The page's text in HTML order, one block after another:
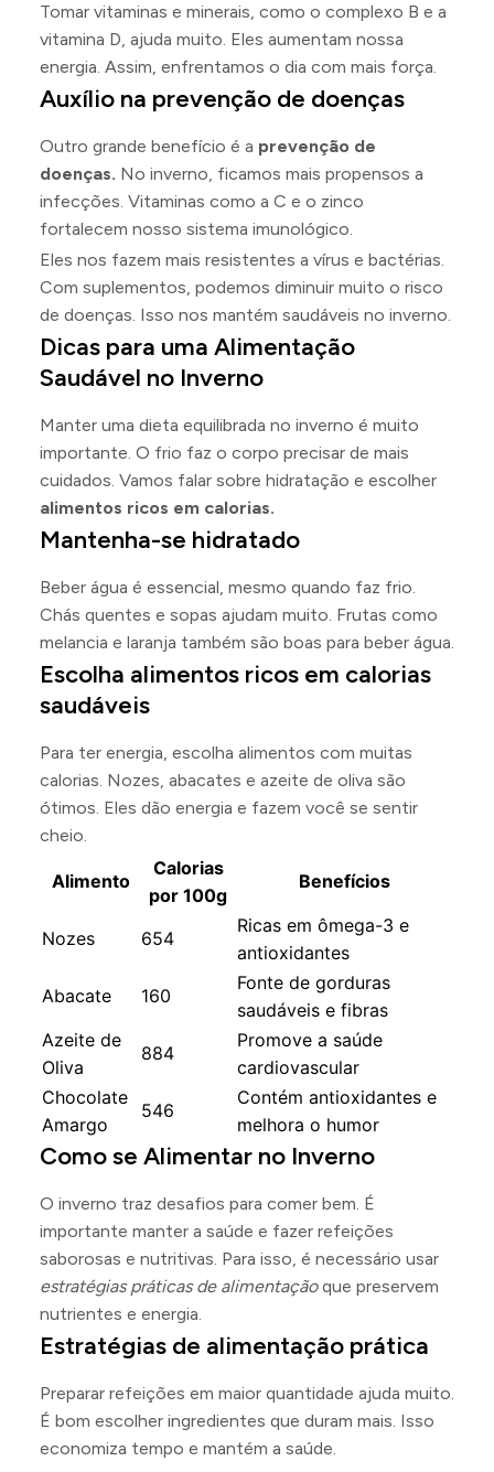
Tomar vitaminas e minerais, como o complexo B e a
vitamina D, ajuda muito. Eles aumentam nossa
energia. Assim, enfrentamos o dia com mais força.
Auxílio na prevenção de doenças
Outro grande benefício é a prevenção de
doenças. No inverno, ficamos mais propensos a
infecções. Vitaminas como a C e o zinco
fortalecem nosso sistema imunológico.
Eles nos fazem mais resistentes a vírus e bactérias.
Com suplementos, podemos diminuir muito o risco
de doenças. Isso nos mantém saudáveis no inverno.
Dicas para uma Alimentação
Saudável no Inverno
Manter uma dieta equilibrada no inverno é muito
importante. O frio faz o corpo precisar de mais
cuidados. Vamos falar sobre hidratação e escolher
alimentos ricos em calorias.
Mantenha-se hidratado
Beber água é essencial, mesmo quando faz frio.
Chás quentes e sopas ajudam muito. Frutas como
melancia e laranja também são boas para beber água.
Escolha alimentos ricos em calorias
saudáveis
Para ter energia, escolha alimentos com muitas
calorias. Nozes, abacates e azeite de oliva são
ótimos. Eles dão energia e fazem você se sentir
cheio.
Alimento
Calorias
por 100g
Benefícios
Nozes 654
Ricas em ômega-3 e
antioxidantes
Abacate
160
Fonte de gorduras
saudáveis e fibras
Azeite de
Oliva
884
Promove a saúde
cardiovascular
Chocolate
Amargo
546
Contém antioxidantes e
melhora o humor
Como se Alimentar no Inverno
O inverno traz desafios para comer bem. É
importante manter a saúde e fazer refeições
saborosas e nutritivas. Para isso, é necessário usar
estratégias práticas de alimentaçãoque preservem
nutrientes e energia.
Estratégias de alimentação prática
Preparar refeições em maior quantidade ajuda muito.
É bom escolher ingredientes que duram mais. Isso
economiza tempo e mantém a saúde.